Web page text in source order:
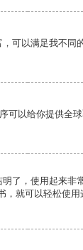
可以满足我不同
可以给你提供全球
了，使用起来非
就可以轻松使用